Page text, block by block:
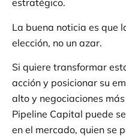
estratégico.
La buena noticia es que
elección, no un azar.
Si quiere transformar
acción y posicionar su
alto y negociaciones
Pipeline Capital puede
en el mercado, quien se